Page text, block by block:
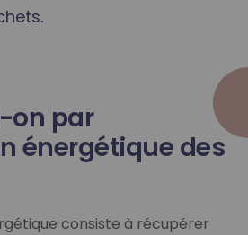
on par
énergétique des
consiste à récupérer